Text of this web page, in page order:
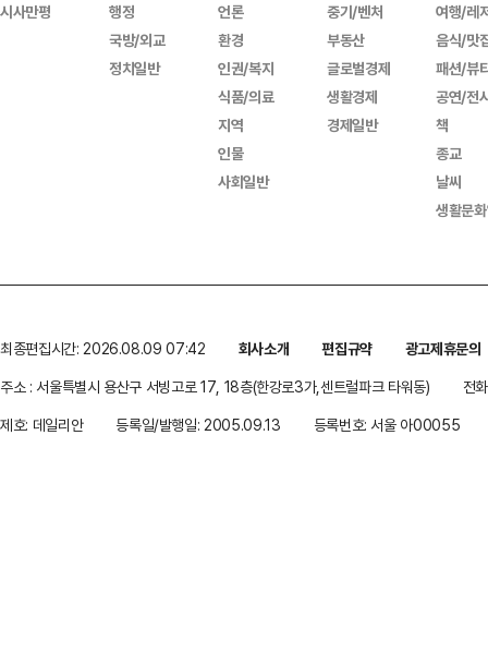
시사만평
행정
국방/외교
정치일반
언론
환경
인권/복지
식품/의료
지역
인물
사회일반
중기/벤처
부동산
글로벌경제
생활경제
경제일반
여행/레
음식/맛
패션/뷰
공연/전
책
종교
날씨
생활문
최종편집시간: 2026.08.09 07:42 회사소개 편집규약
광고제휴문의
주소 : 서울특별시 용산구 서빙고로 17, 18층(한강로3가,센트럴파크 타워동)
전
제호: 데일리안
등록일/발행일: 2005.09.13 등록번호: 서울 아00055